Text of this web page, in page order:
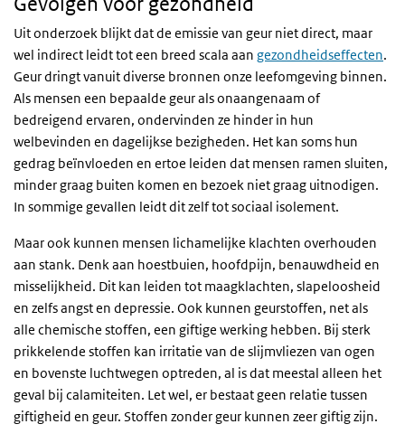
Uit onderzoek blijkt dat de emissie van geur niet direct, maar
wel indirect leidt tot een breed scala aan gezondheidseffecten.
Geur dringt vanuit diverse bronnen onze leefomgeving binnen.
Als mensen een bepaalde geur als onaangenaam of
bedreigend ervaren, ondervinden ze hinder in hun
welbevinden en dagelijkse bezigheden. Het kan soms hun
gedrag beïnvloeden en ertoe leiden dat mensen ramen sluiten,
minder graag buiten komen en bezoek niet graag uitnodigen.
In sommige gevallen leidt dit zelf tot sociaal isolement.
Maar ook kunnen mensen lichamelijke klachten overhouden
aan stank. Denk aan hoestbuien, hoofdpijn, benauwdheid en
misselijkheid. Dit kan leiden tot maagklachten, slapeloosheid
en zelfs angst en depressie. Ook kunnen geurstoffen, net als
alle chemische stoffen, een giftige werking hebben. Bij sterk
prikkelende stoffen kan irritatie van de slijmvliezen van ogen
en bovenste luchtwegen optreden, al is dat meestal alleen het
geval bij calamiteiten. Let wel, er bestaat geen relatie tussen
giftigheid en geur. Stoffen zonder geur kunnen zeer giftig zijn.